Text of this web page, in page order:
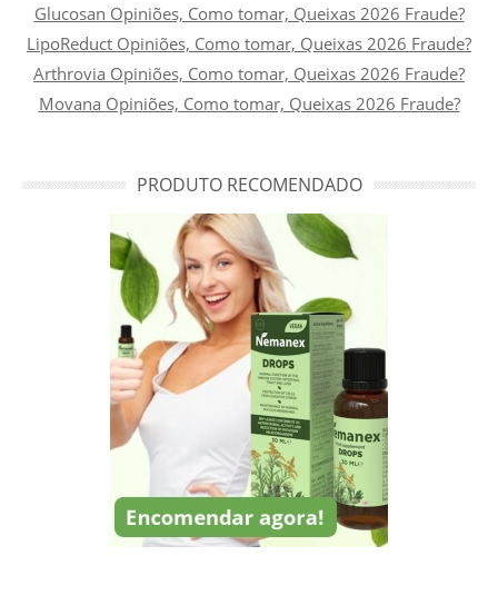
Glucosan Opiniões, Como tomar, Queixas 2026 Fraude?
LipoReduct Opiniões, Como tomar, Queixas 2026 Fraude?
Arthrovia Opiniões, Como tomar, Queixas 2026 Fraude?
Movana Opiniões, Como tomar, Queixas 2026 Fraude?
PRODUTO RECOMENDADO